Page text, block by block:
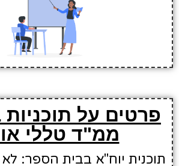
פרטים על
ממ"ד טללי
תוכנית יוח"א בבית הספר: לא